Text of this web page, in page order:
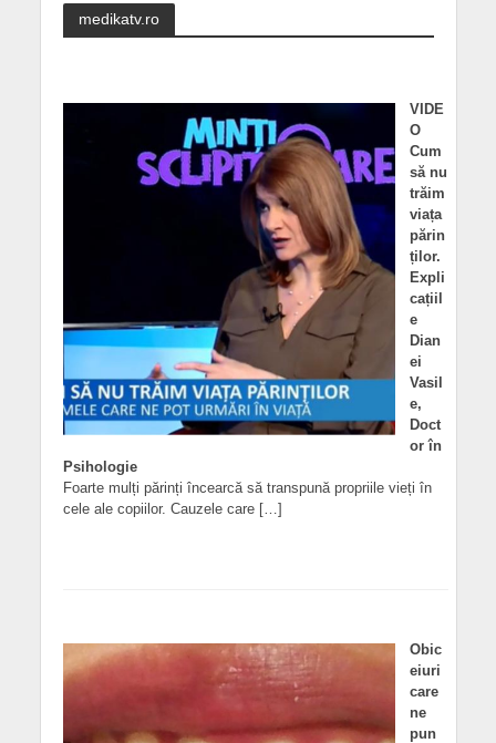
medikatv.ro
VIDE
O
Cum
să nu
trăim
viața
părin
ților.
Expli
cațiil
e
Dian
ei
Vasil
e,
Doct
or în
Psihologie
Foarte mulți părinți încearcă să transpună propriile vieți în
cele ale copiilor. Cauzele care […]
Obic
eiuri
care
ne
pun